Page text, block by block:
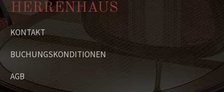
HERRENHAUS
KONTAKT
BUCHUNGSKONDITIONEN
AGB